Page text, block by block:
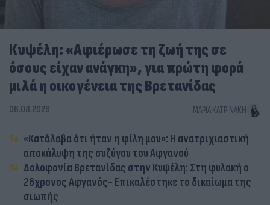
Κυψέλη: «Αφιέρωσε τη ζωή της σε
όσους είχαν ανάγκη», για πρώτη φορά
μιλά η οικογένεια της Βρετανίδας
06.08.2026 ΜΑΡΊΑ ΚΑΤΡΙΝΆΚΗ
«Κατάλαβα ότι ήταν η φίλη μου»: Η ανατριχιαστική
αποκάλυψη της συζύγου του Αφγανού
Δολοφονία Βρετανίδας στην Κυψέλη: Στη φυλακή ο
26χρονος Αφγανός- Επικαλέστηκε το δικαίωμα της
σιωπής